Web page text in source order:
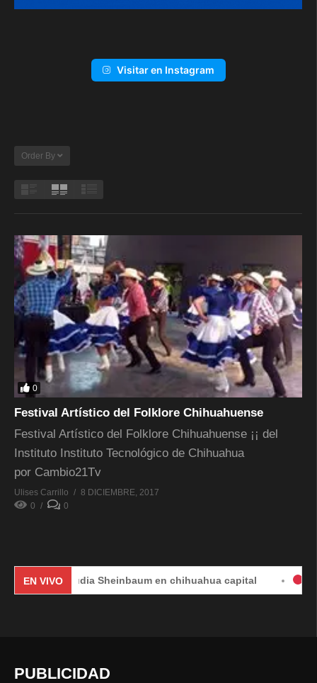
Visitar en Instagram
Order By
0
Festival Artístico del Folklore Chihuahuense
Festival Artístico del Folklore Chihuahuense ¡¡ del
Instituto Instituto Tecnológico de Chihuahua
por Cambio21Tv
Ulises Carrillo
8 DICIEMBRE, 2017
0
0
EN VIVO
Claudia Sheinbaum en chihuahua capital
PUBLICIDAD